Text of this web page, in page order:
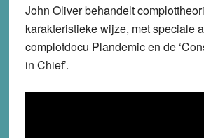
John Oliver behandelt
karakteristieke wijze, met speciale
complotdocu Plandemic en de
in Chief’.